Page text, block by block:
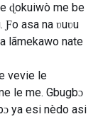
ɖokuiwò me be
Ƒo asa na ʋuʋu
lãmekawo nate
vevie le
le me. Gbugbɔ
ya esi nèdo asi